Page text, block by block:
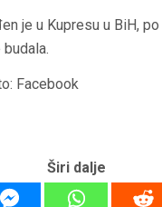
je u Kupresu u BiH,
budala.
Facebook
Širi dalje